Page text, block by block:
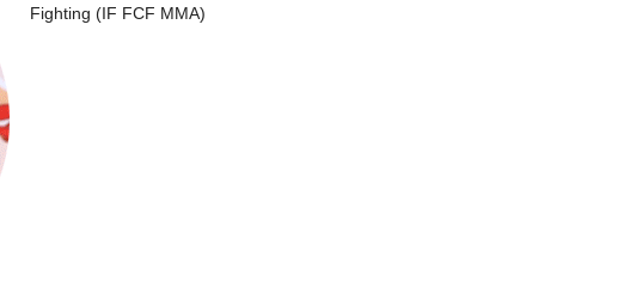
Fighting (IF FCF MMA)